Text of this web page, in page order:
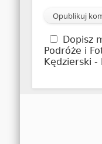
Dopisz
Podróże i
Kędzierski -